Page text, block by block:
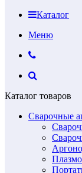
Каталог
Меню
Каталог товаров
Сварочные